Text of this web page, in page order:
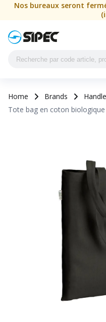
Nos bureaux seront
Home Brands
Tote bag en coton